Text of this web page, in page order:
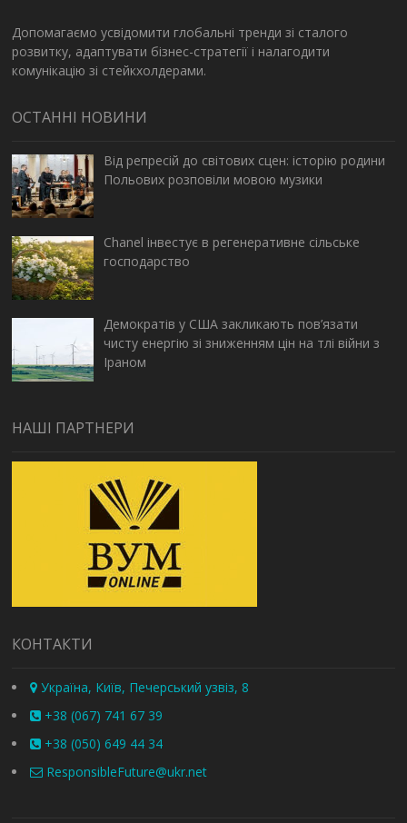
Допомагаємо усвідомити глобальні тренди зі сталого
розвитку, адаптувати бізнес-стратегії і налагодити
комунікацію зі стейкхолдерами.
ОСТАННІ НОВИНИ
Від репресій до світових сцен: історію родини
Польових розповіли мовою музики
Chanel інвестує в регенеративне сільське
господарство
Демократів у США закликають пов’язати
чисту енергію зі зниженням цін на тлі війни з
Іраном
НАШІ ПАРТНЕРИ
КОНТАКТИ
Україна, Київ, Печерський узвіз, 8
+38 (067) 741 67 39
+38 (050) 649 44 34
ResponsibleFuture@ukr.net